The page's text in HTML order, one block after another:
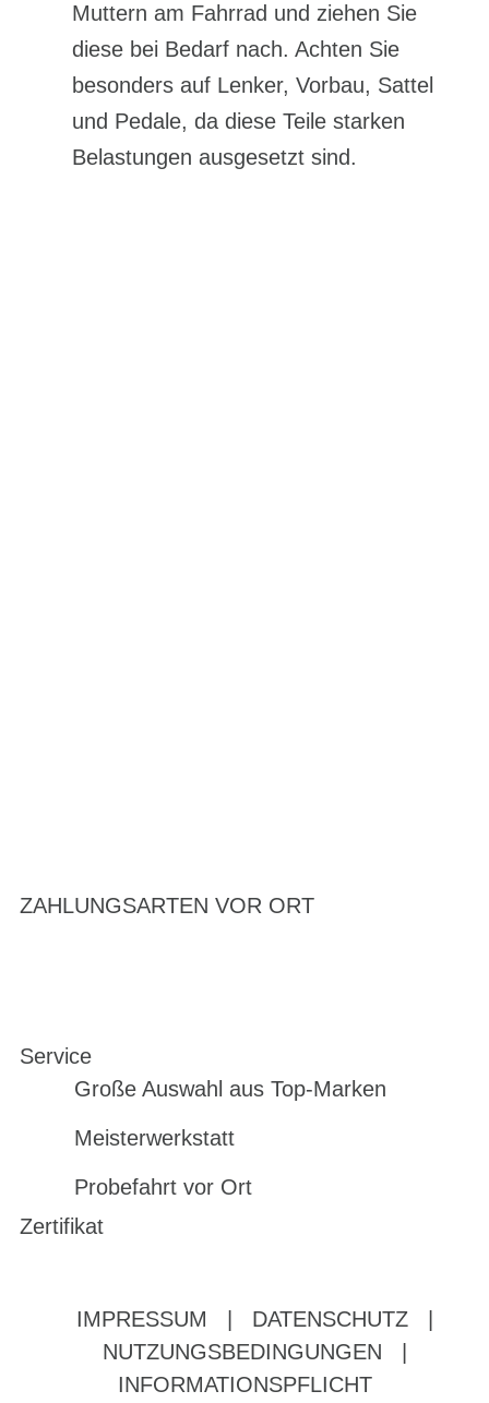
Muttern am Fahrrad und ziehen Sie
diese bei Bedarf nach. Achten Sie
besonders auf Lenker, Vorbau, Sattel
und Pedale, da diese Teile starken
Belastungen ausgesetzt sind.
ZAHLUNGSARTEN VOR ORT
Service
Große Auswahl aus Top-Marken
Meisterwerkstatt
Probefahrt vor Ort
Zertifikat
IMPRESSUM DATENSCHUTZ
NUTZUNGSBEDINGUNGEN
INFORMATIONSPFLICHT